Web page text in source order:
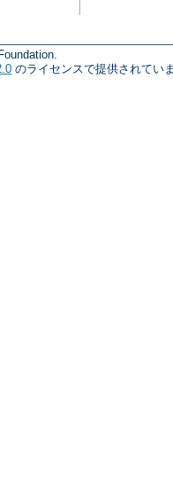
のライセンスで提供されてい